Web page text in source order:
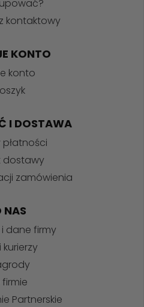
kontaktowy
KONTO
konto
I DOSTAWA
płatności
dostawy
zamówienia
NAS
dane firmy
kurierzy
firmie
Partnerskie